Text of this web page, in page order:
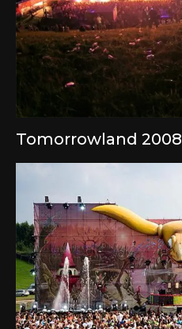
Tomorrowland 2008